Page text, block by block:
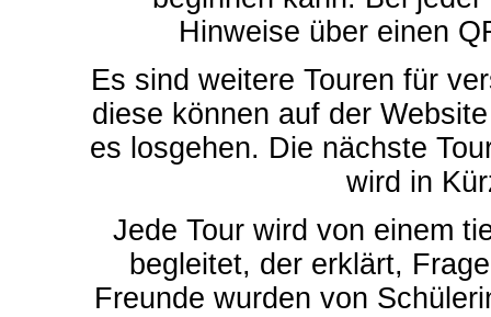
Hinweise über einen
Es sind weitere Touren für
diese können auf der
es losgehen. Die nächste
wird in
Jede Tour wird von einem
begleitet, der erklärt,
Freunde wurden von